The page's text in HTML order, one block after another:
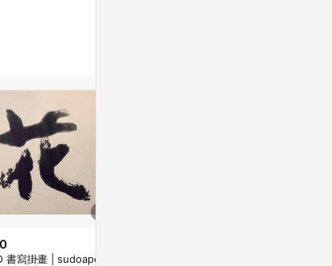
後 45 天
單，不
|